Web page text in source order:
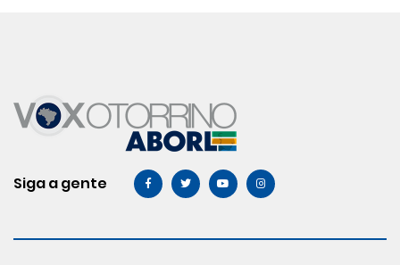
Siga a gente